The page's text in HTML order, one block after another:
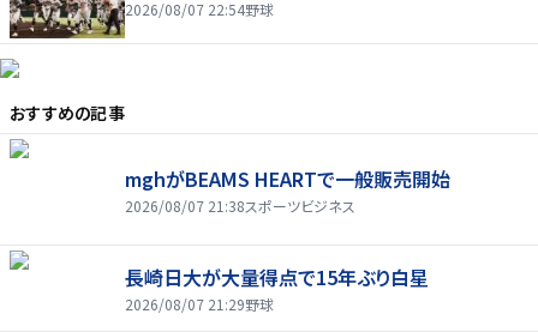
2026/08/07 22:54野球
おすすめの記事
mghがBEAMS HEARTで一般販売開始
2026/08/07 21:38スポーツビジネス
長崎日大が大量得点で15年ぶり白星
2026/08/07 21:29野球